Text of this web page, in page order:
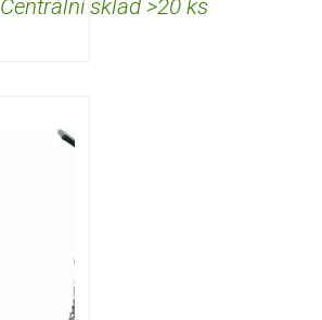
Centrální sklad >20 ks